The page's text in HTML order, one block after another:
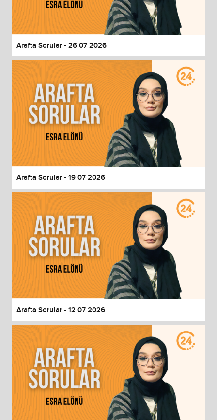
End of dialog window.
Arafta Sorular - 26 07 2026
Arafta Sorular - 19 07 2026
Arafta Sorular - 12 07 2026